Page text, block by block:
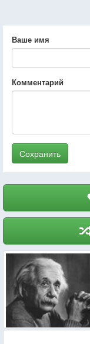
Ваше имя
Комментарий
Сохранить